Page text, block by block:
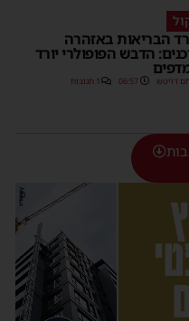
הבריאות באזהרה
הדבש הפופולרי יורד
דויטש 06:57 1 תגובות